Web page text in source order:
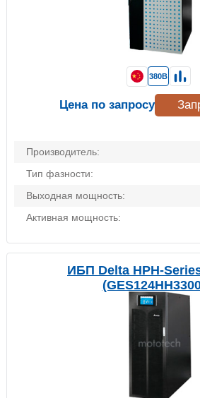
Производитель:
Тип фазности:
Выходная мощность:
Активная мощность:
380В
Цена по запросу
ИБП Delta HPH-